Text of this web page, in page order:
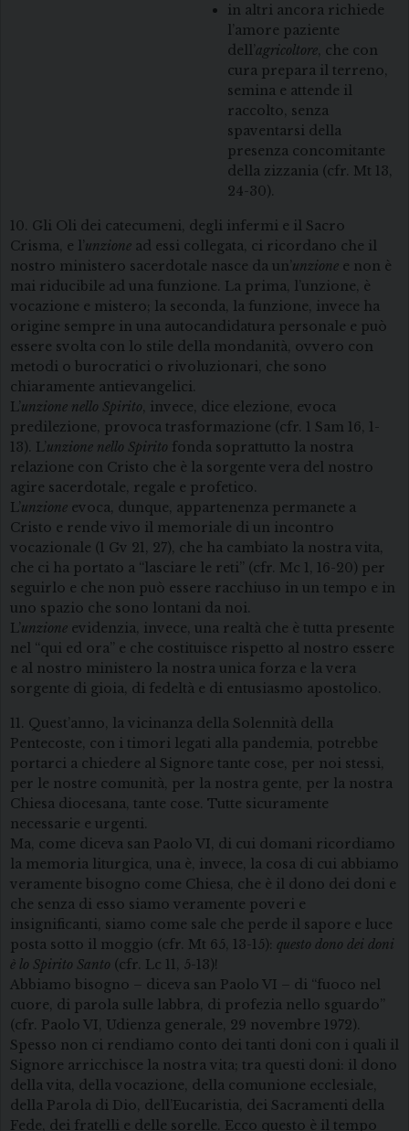
in altri ancora richiede
l’amore paziente
dell’agricoltore, che con
cura prepara il terreno,
semina e attende il
raccolto, senza
spaventarsi della
presenza concomitante
della zizzania (cfr. Mt 13,
24-30).
10. Gli Oli dei catecumeni, degli infermi e il Sacro
Crisma, e l’unzione ad essi collegata, ci ricordano che il
nostro ministero sacerdotale nasce da un’unzione e non è
mai riducibile ad una funzione. La prima, l’unzione, è
vocazione e mistero; la seconda, la funzione, invece ha
origine sempre in una autocandidatura personale e può
essere svolta con lo stile della mondanità, ovvero con
metodi o burocratici o rivoluzionari, che sono
chiaramente antievangelici.
L’unzione nello Spirito, invece, dice elezione, evoca
predilezione, provoca trasformazione (cfr. 1 Sam 16, 1-
13). L’unzione nello Spirito fonda soprattutto la nostra
relazione con Cristo che è la sorgente vera del nostro
agire sacerdotale, regale e profetico.
L’unzione evoca, dunque, appartenenza permanete a
Cristo e rende vivo il memoriale di un incontro
vocazionale (1 Gv 21, 27), che ha cambiato la nostra vita,
che ci ha portato a “lasciare le reti” (cfr. Mc 1, 16-20) per
seguirlo e che non può essere racchiuso in un tempo e in
uno spazio che sono lontani da noi.
L’unzione evidenzia, invece, una realtà che è tutta presente
nel “qui ed ora” e che costituisce rispetto al nostro essere
e al nostro ministero la nostra unica forza e la vera
sorgente di gioia, di fedeltà e di entusiasmo apostolico.
11. Quest’anno, la vicinanza della Solennità della
Pentecoste, con i timori legati alla pandemia, potrebbe
portarci a chiedere al Signore tante cose, per noi stessi,
per le nostre comunità, per la nostra gente, per la nostra
Chiesa diocesana, tante cose. Tutte sicuramente
necessarie e urgenti.
Ma, come diceva san Paolo VI, di cui domani ricordiamo
la memoria liturgica, una è, invece, la cosa di cui abbiamo
veramente bisogno come Chiesa, che è il dono dei doni e
che senza di esso siamo veramente poveri e
insignificanti, siamo come sale che perde il sapore e luce
posta sotto il moggio (cfr. Mt 65, 13-15): questo dono dei doni
è lo Spirito Santo (cfr. Lc 11, 5-13)!
Abbiamo bisogno – diceva san Paolo VI – di “fuoco nel
cuore, di parola sulle labbra, di profezia nello sguardo”
(cfr. Paolo VI, Udienza generale, 29 novembre 1972).
Spesso non ci rendiamo conto dei tanti doni con i quali il
Signore arricchisce la nostra vita; tra questi doni: il dono
della vita, della vocazione, della comunione ecclesiale,
della Parola di Dio, dell’Eucaristia, dei Sacramenti della
Fede, dei fratelli e delle sorelle. Ecco questo è il tempo